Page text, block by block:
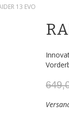
13 EVO